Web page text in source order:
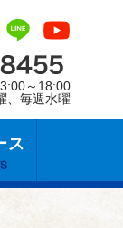
～18:00
、毎週水曜
ス